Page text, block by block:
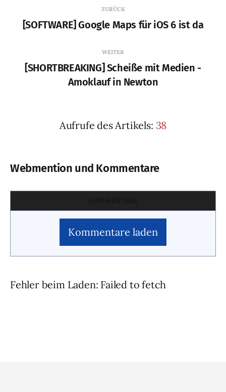
ZURÜCK
[SOFTWARE] Google Maps für iOS 6 ist da
WEITER
[SHORTBREAKING] Scheiße mit Medien -
Amoklauf in Newton
Aufrufe des Artikels: 38
Webmention und Kommentare
Kommentare laden
Fehler beim Laden: Failed to fetch